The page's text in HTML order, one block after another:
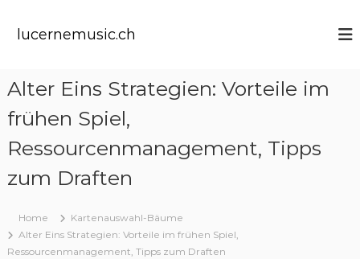
lucernemusic.ch
Alter Eins Strategien: Vorteile im
frühen Spiel,
Ressourcenmanagement, Tipps
zum Draften
Home
Kartenauswahl-Bäume
Alter Eins Strategien: Vorteile im frühen Spiel,
Ressourcenmanagement, Tipps zum Draften